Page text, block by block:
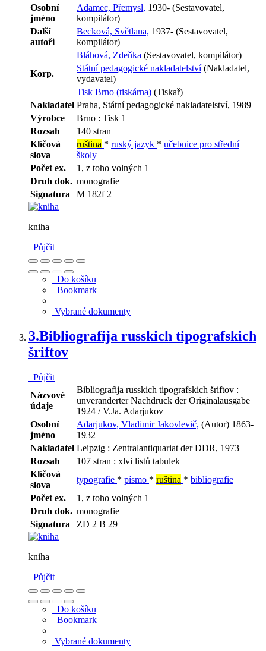
Osobní
jméno
Adamec, Přemysl, 1930- (Sestavovatel,
kompilátor)
Další
autoři
Becková, Světlana, 1937- (Sestavovatel,
kompilátor)
Bláhová, Zdeňka (Sestavovatel, kompilátor)
Korp.
Státní pedagogické nakladatelství(Nakladatel,
vydavatel)
Tisk Brno (tiskárna) (Tiskař)
Nakladatel Praha, Státní pedagogické nakladatelství, 1989
Výrobce
Brno : Tisk 1
Rozsah
140 stran
Klíčová
slova
ruština * ruský jazyk * učebnice pro střední
školy
Počet ex.
1, z toho volných 1
Druh dok. monografie
Signatura
M 182f 2
kniha
Půjčit
Do košíku
Bookmark
Vybrané dokumenty
3.Bibliografija russkich tipografskich
šriftov
Půjčit
Názvové
údaje
Bibliografija russkich tipografskich šriftov :
unveranderter Nachdruck der Originalausgabe
1924 / V.Ja. Adarjukov
Osobní
jméno
Adarjukov, Vladimir Jakovlevič, (Autor) 1863-
1932
Nakladatel Leipzig : Zentralantiquariat der DDR, 1973
Rozsah
107 stran : xlvi listů tabulek
Klíčová
slova
typografie * písmo * ruština * bibliografie
Počet ex.
1, z toho volných 1
Druh dok. monografie
Signatura
ZD 2 B 29
kniha
Půjčit
Do košíku
Bookmark
Vybrané dokumenty